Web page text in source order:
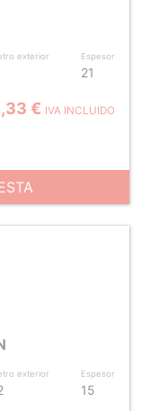
exterior Espesor
21
€ IVA INCLUIDO
exterior Espesor
15